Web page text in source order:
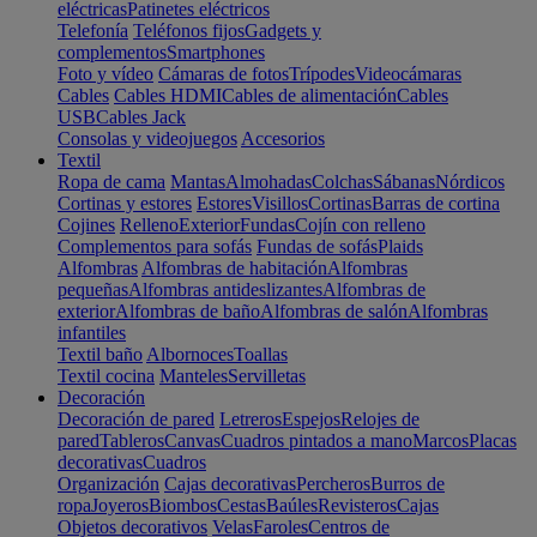
eléctricasPatinetes eléctricos
Telefonía Teléfonos fijosGadgets y
complementosSmartphones
Foto y vídeo Cámaras de fotosTrípodesVideocámaras
Cables Cables HDMICables de alimentaciónCables
USBCables Jack
Consolas y videojuegos Accesorios
Textil
Ropa de cama MantasAlmohadasColchasSábanasNórdicos
Cortinas y estores EstoresVisillosCortinasBarras de cortina
Cojines RellenoExteriorFundasCojín con relleno
Complementos para sofás Fundas de sofásPlaids
Alfombras Alfombras de habitaciónAlfombras
pequeñasAlfombras antideslizantesAlfombras de
exteriorAlfombras de bañoAlfombras de salónAlfombras
infantiles
Textil baño AlbornocesToallas
Textil cocina MantelesServilletas
Decoración
Decoración de pared LetrerosEspejosRelojes de
paredTablerosCanvasCuadros pintados a manoMarcosPlacas
decorativasCuadros
Organización Cajas decorativasPercherosBurros de
ropaJoyerosBiombosCestasBaúlesRevisterosCajas
Objetos decorativos VelasFarolesCentros de